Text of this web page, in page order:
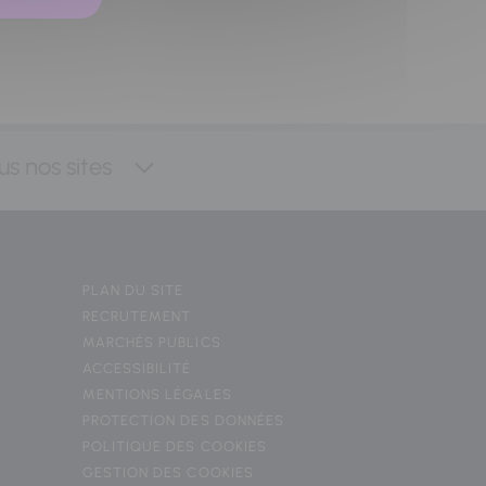
PLAN DU SITE
RECRUTEMENT
MARCHÉS PUBLICS
ACCESSIBILITÉ
MENTIONS LÉGALES